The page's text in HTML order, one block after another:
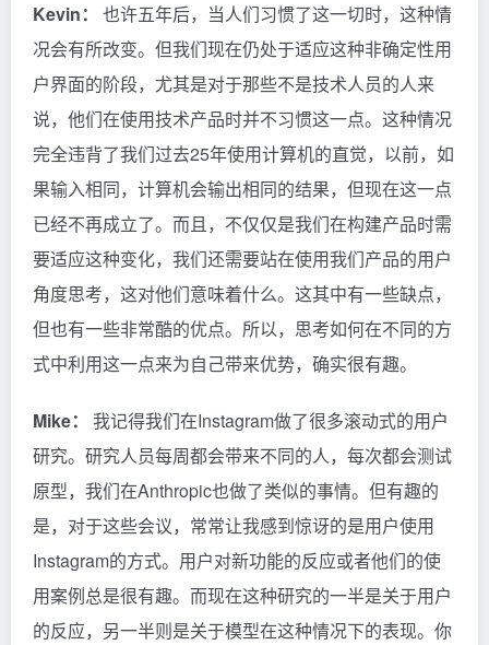
Kevin：
也许五年后，当人们习惯了这一切时，这种情
况会有所改变。但我们现在仍处于适应这种非确定性用
户界面的阶段，尤其是对于那些不是技术人员的人来
说，他们在使用技术产品时并不习惯这一点。这种情况
完全违背了我们过去25年使用计算机的直觉，以前，如
果输入相同，计算机会输出相同的结果，但现在这一点
已经不再成立了。而且，不仅仅是我们在构建产品时需
要适应这种变化，我们还需要站在使用我们产品的用户
角度思考，这对他们意味着什么。这其中有一些缺点，
但也有一些非常酷的优点。所以，思考如何在不同的方
式中利用这一点来为自己带来优势，确实很有趣。
Mike：
我记得我们在Instagram做了很多滚动式的用户
研究。研究人员每周都会带来不同的人，每次都会测试
原型，我们在Anthropic也做了类似的事情。但有趣的
是，对于这些会议，常常让我感到惊讶的是用户使用
Instagram的方式。用户对新功能的反应或者他们的使
用案例总是很有趣。而现在这种研究的一半是关于用户
的反应，另一半则是关于模型在这种情况下的表现。你